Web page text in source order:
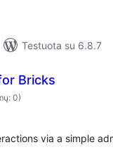
Testuota su 6.8.7
Bricks
0)
via a simple